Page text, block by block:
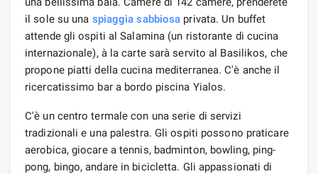
il sole su una spiaggia sabbiosa privata. Un buffet
attende gli ospiti al Salamina (un ristorante di cucina
internazionale), à ​​la carte sarà servito al Basilikos, che
propone piatti della cucina mediterranea. C'è anche il
ricercatissimo bar a bordo piscina Yialos.
C'è un centro termale con una serie di servizi
tradizionali e una palestra. Gli ospiti possono praticare
aerobica, giocare a tennis, badminton, bowling, ping-
pong, bingo, andare in bicicletta. Gli appassionati di